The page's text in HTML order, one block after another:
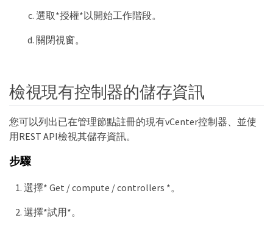
選取*授權*以開始工作階段。
關閉視窗。
檢視現有控制器的儲存資訊
您可以列出已在管理節點註冊的現有vCenter控制器、並使
用REST API檢視其儲存資訊。
步驟
選擇* Get / compute / controllers *。
選擇*試用*。